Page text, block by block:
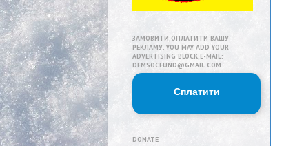
ЗАМОВИТИ,ОПЛАТИТИ ВАШУ
РЕКЛАМУ. YOU MAY ADD YOUR
ADVERTISING BLOCK,E-MAIL:
DEMSOCFUND@GMAIL.COM
Сплатити
DONATE